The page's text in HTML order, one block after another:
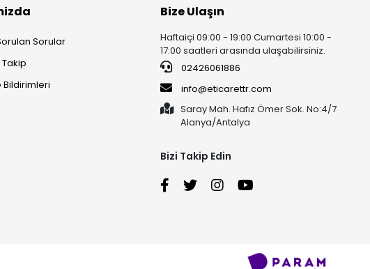
Sorular
Bildirimleri
Bize Ulaşın
Haftaiçi 09:00 - 19:00 Cumartesi 10:00 -
17:00 saatleri arasında ulaşabilirsiniz.
02426061886
info@eticarettr.com
Saray Mah. Hafız Ömer Sok. No:4/7
Alanya/Antalya
Bizi Takip Edin